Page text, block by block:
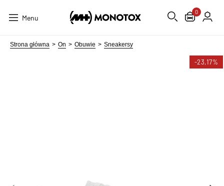
Menu
0
Strona główna On Obuwie Sneakersy
-23,17%